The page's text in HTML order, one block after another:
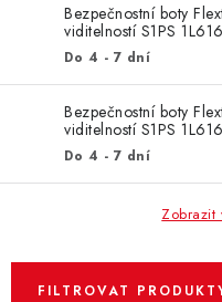
ODSTOUPENÍ OD
EXPEDICE ZBOŽÍ
Bezpečnostní boty
viditelností S1PS
Do 4 - 7 dní
Bezpečnostní boty
viditelností S1PS
Do 4 - 7 dní
Zobrazit
FILTROVAT